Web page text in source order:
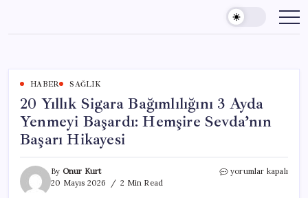
content
HABER SAĞLIK
20 Yıllık Sigara Bağımlılığını 3 Ayda
Yenmeyi Başardı: Hemşire Sevda’nın
Başarı Hikayesi
By Onur Kurt
20 Mayıs 2026
2 Min Read
20
yorumlar kapalı